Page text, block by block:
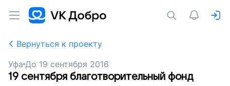
Вернуться к проекту
Уфа До 19 сентября 2016
19 сентября благотворительный фонд